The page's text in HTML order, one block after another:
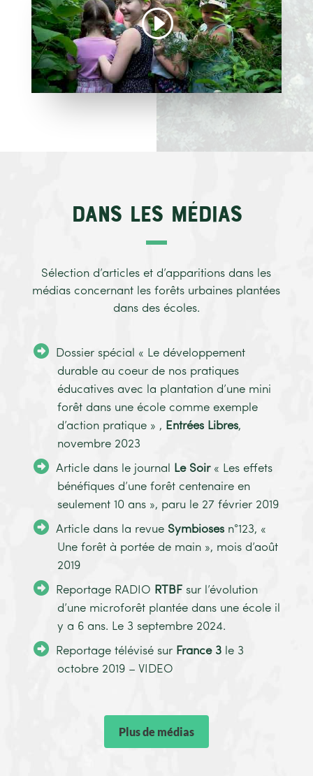
Dans les médias
Sélection d’articles et d’apparitions dans les
médias concernant les forêts urbaines plantées
dans des écoles.
Dossier spécial « Le développement
durable au coeur de nos pratiques
éducatives avec la plantation d’une mini
forêt dans une école comme exemple
d’action pratique » , Entrées Libres,
novembre 2023
Article dans le journal Le Soir« Les effets
bénéfiques d’une forêt centenaire en
seulement 10 ans », paru le 27 février 2019
Article dans la revue Symbiosesn°123, «
Une forêt à portée de main », mois d’août
2019
Reportage RADIO RTBFsur l’évolution
d’une microforêt plantée dans une école il
y a 6 ans. Le 3 septembre 2024.
Reportage télévisé sur France 3le 3
octobre 2019 – VIDEO
Plus de médias